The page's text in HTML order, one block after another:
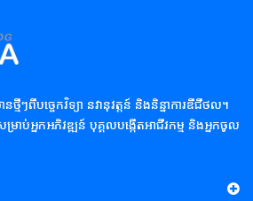
មីៗពីបច្ចេកវិទ្យា នវានុវត្តន៍ និងនិន្នាការឌីជីថល។
ប់អ្នកអភិវឌ្ឍន៍ បុគ្គលបង្កើតអាជីវកម្ម និងអ្នកចូល